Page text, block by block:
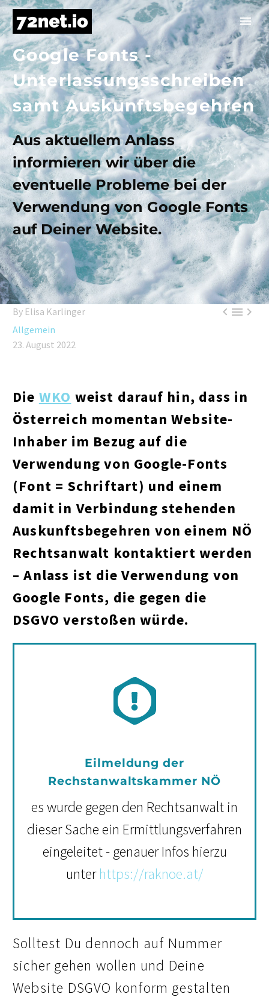
Google Fonts -
Unterlassungsschreiben
samt Auskunftsbegehren
Aus aktuellem Anlass
informieren wir über die
eventuelle Probleme bei der
Verwendung von Google Fonts
auf Deiner Website.

By Elisa Karlinger
Allgemein
23. August 2022
Die WKO weist darauf hin, dass in
Österreich momentan Website-
Inhaber im Bezug auf die
Verwendung von Google-Fonts
(Font = Schriftart) und einem
damit in Verbindung stehenden
Auskunftsbegehren von einem NÖ
Rechtsanwalt kontaktiert werden
– Anlass ist die Verwendung von
Google Fonts, die gegen die
DSGVO verstoßen würde.
Eilmeldung der
Rechstanwaltskammer NÖ
es wurde gegen den Rechtsanwalt in
dieser Sache ein Ermittlungsverfahren
eingeleitet - genauer Infos hierzu
unterhttps://raknoe.at/
Solltest Du dennoch auf Nummer
sicher gehen wollen und Deine
Website DSGVO konform gestalten